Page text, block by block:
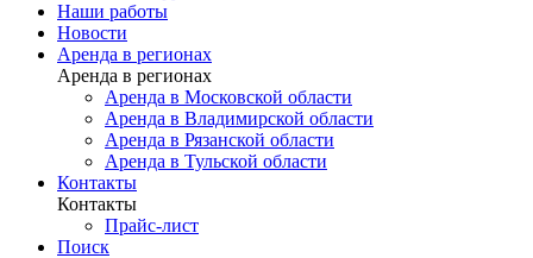
Наши работы
Новости
Аренда в регионах
Аренда в регионах
Аренда в Московской области
Аренда в Владимирской области
Аренда в Рязанской области
Аренда в Тульской области
Контакты
Контакты
Прайс-лист
Поиск